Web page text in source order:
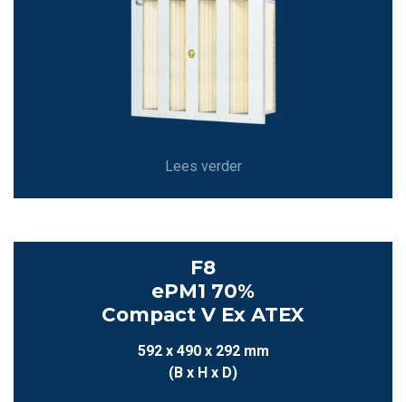
Lees verder
F8
ePM1 70%
Compact V Ex ATEX
592 x 490 x 292 mm
(B x H x D)